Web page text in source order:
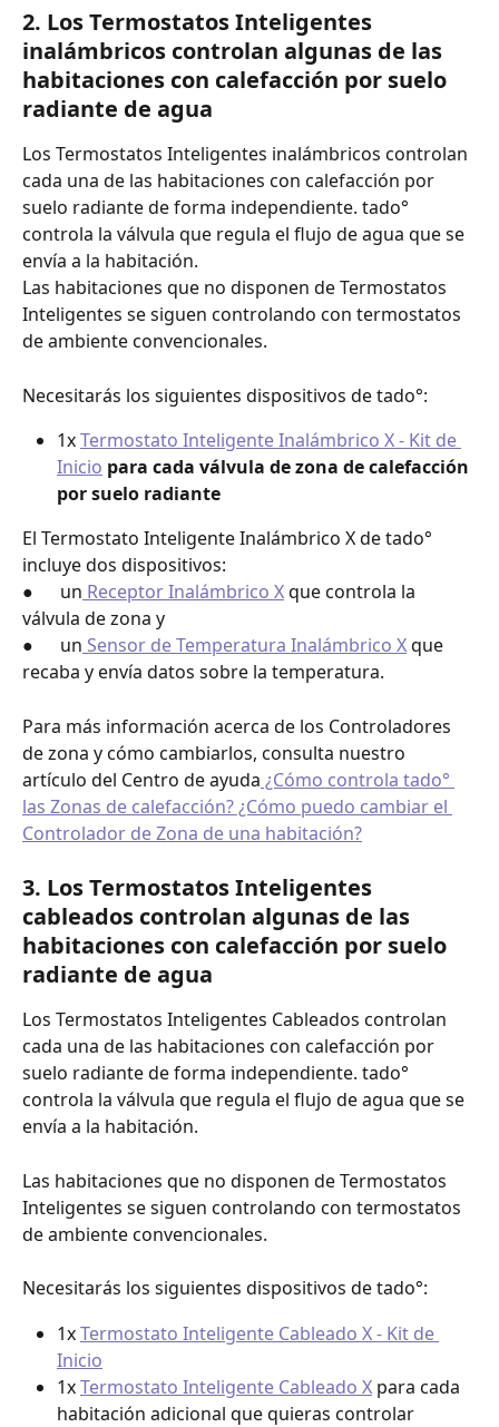
2. Los Termostatos Inteligentes
inalámbricos controlan algunas de las
habitaciones con calefacción por suelo
radiante de agua
Los Termostatos Inteligentes inalámbricos controlan
cada una de las habitaciones con calefacción por
suelo radiante de forma independiente. tado°
controla la válvula que regula el flujo de agua que se
envía a la habitación.
Las habitaciones que no disponen de Termostatos
Inteligentes se siguen controlando con termostatos
de ambiente convencionales.
Necesitarás los siguientes dispositivos de tado°:
1x Termostato Inteligente Inalámbrico X - Kit de
Inicio para cada válvula de zona de calefacción
por suelo radiante
El Termostato Inteligente Inalámbrico X de tado°
incluye dos dispositivos:
●      un Receptor Inalámbrico X que controla la
válvula de zona y
●      un Sensor de Temperatura Inalámbrico X que
recaba y envía datos sobre la temperatura.
Para más información acerca de los Controladores
de zona y cómo cambiarlos, consulta nuestro
artículo del Centro de ayuda ¿Cómo controla tado°
las Zonas de calefacción? ¿Cómo puedo cambiar el
Controlador de Zona de una habitación?
3. Los Termostatos Inteligentes
cableados controlan algunas de las
habitaciones con calefacción por suelo
radiante de agua
Los Termostatos Inteligentes Cableados controlan
cada una de las habitaciones con calefacción por
suelo radiante de forma independiente. tado°
controla la válvula que regula el flujo de agua que se
envía a la habitación.
Las habitaciones que no disponen de Termostatos
Inteligentes se siguen controlando con termostatos
de ambiente convencionales.
Necesitarás los siguientes dispositivos de tado°:
1x Termostato Inteligente Cableado X - Kit de
Inicio
1x Termostato Inteligente Cableado X para cada
habitación adicional que quieras controlar